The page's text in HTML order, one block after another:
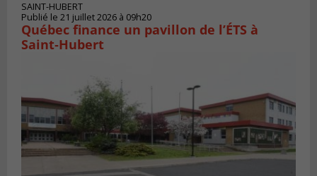
SAINT-HUBERT
Publié le 21 juillet 2026 à 09h20
Québec finance un pavillon de l’ÉTS à
Saint‑Hubert